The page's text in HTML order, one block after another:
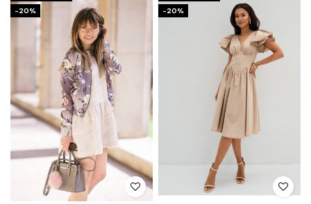
-20%
-20%